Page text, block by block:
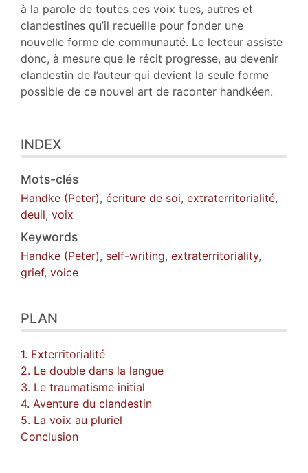
à la parole de toutes ces voix tues, autres et
clandestines qu’il recueille pour fonder une
nouvelle forme de communauté. Le lecteur assiste
donc, à mesure que le récit progresse, au devenir
clandestin de l’auteur qui devient la seule forme
possible de ce nouvel art de raconter handkéen.
INDEX
Mots-clés
Handke (Peter), écriture de soi, extraterritorialité,
deuil, voix
Keywords
Handke (Peter), self-writing, extraterritoriality,
grief, voice
PLAN
1. Exterritorialité
2. Le double dans la langue
3. Le traumatisme initial
4. Aventure du clandestin
5. La voix au pluriel
Conclusion